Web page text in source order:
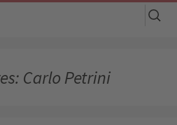
Suchen
nach:
Carlo Petrini